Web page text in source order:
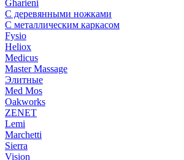
Gharieni
С деревянными ножками
С металлическим каркасом
Fysio
Heliox
Medicus
Master Massage
Элитные
Med Mos
Oakworks
ZENET
Lemi
Marchetti
Sierra
Vision